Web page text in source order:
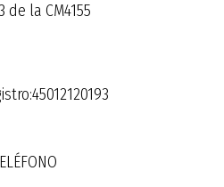
de la CM4155